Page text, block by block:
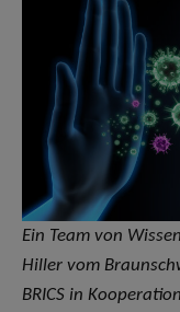
Ein Team von
Hiller vom
BRICS in